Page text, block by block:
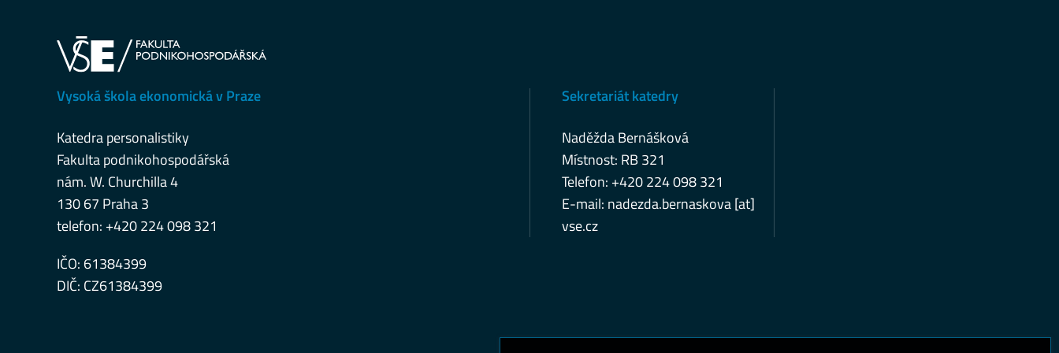
Vysoká škola ekonomická v Praze
Katedra personalistiky
Fakulta podnikohospodářská
nám. W. Churchilla 4
130 67 Praha 3
telefon: +420 224 098 321
IČO: 61384399
DIČ: CZ61384399
Sekretariát katedry
Naděžda Bernášková
Místnost: RB 321
Telefon: +420 224 098 321
E-mail: nadezda.bernaskova [at]
vse.cz